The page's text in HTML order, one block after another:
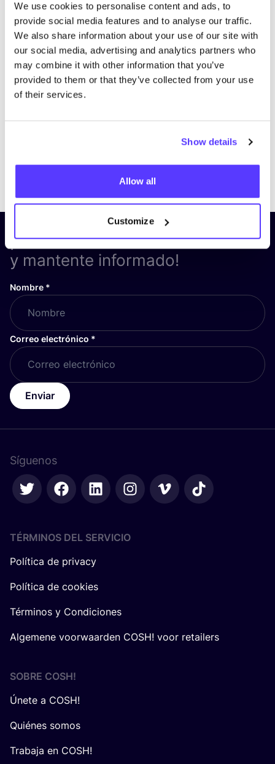
We use cookies to personalise content and ads, to
provide social media features and to analyse our traffic.
We also share information about your use of our site with
our social media, advertising and analytics partners who
may combine it with other information that you’ve
provided to them or that they’ve collected from your use
of their services.
Show details
Allow all
Customize
¡Suscríbete a nuestro boletín
y mantente informado!
Nombre *
Correo electrónico *
Enviar
Síguenos
TÉRMINOS DEL SERVICIO
Política de privacy
Política de cookies
Términos y Condiciones
Algemene voorwaarden COSH! voor retailers
SOBRE COSH!
Únete a COSH!
Quiénes somos
Trabaja en COSH!